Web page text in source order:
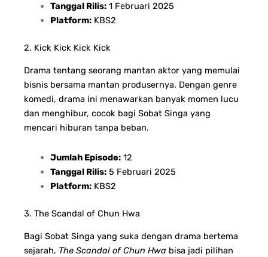
Tanggal Rilis:1 Februari 2025
Platform:KBS2
2. Kick Kick Kick Kick
Drama tentang seorang mantan aktor yang memulai
bisnis bersama mantan produsernya. Dengan genre
komedi, drama ini menawarkan banyak momen lucu
dan menghibur, cocok bagi Sobat Singa yang
mencari hiburan tanpa beban.
Jumlah Episode:12
Tanggal Rilis:5 Februari 2025
Platform:KBS2
3. The Scandal of Chun Hwa
Bagi Sobat Singa yang suka dengan drama bertema
sejarah, The Scandal of Chun Hwa bisa jadi pilihan